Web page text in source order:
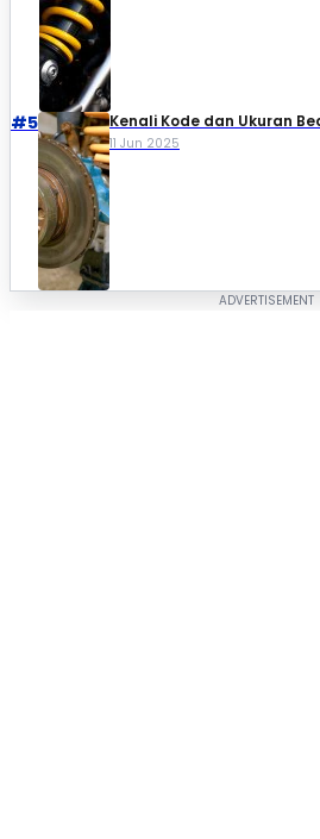
#5 Kenali Kode dan Ukuran
11 Jun 2025